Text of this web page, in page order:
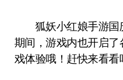
狐妖小红娘手游国庆福利活动登场啦！在国庆
期间，游戏内也开启
戏体验哦！赶快来看看